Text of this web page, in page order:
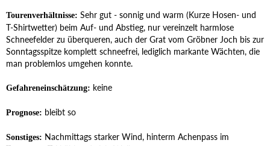
Tourenverhältnisse: Sehr gut - sonnig und warm (Kurze Hosen- und
T-Shirtwetter) beim Auf- und Abstieg, nur vereinzelt harmlose
Schneefelder zu überqueren, auch der Grat vom Gröbner Joch bis zur
Sonntagsspitze komplett schneefrei, lediglich markante Wächten, die
man problemlos umgehen konnte.
Gefahreneinschätzung: keine
Prognose: bleibt so
Sonstiges: Nachmittags starker Wind, hinterm Achenpass im